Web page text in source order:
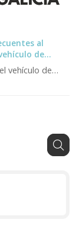
al
de
evitarlos
vehículo de